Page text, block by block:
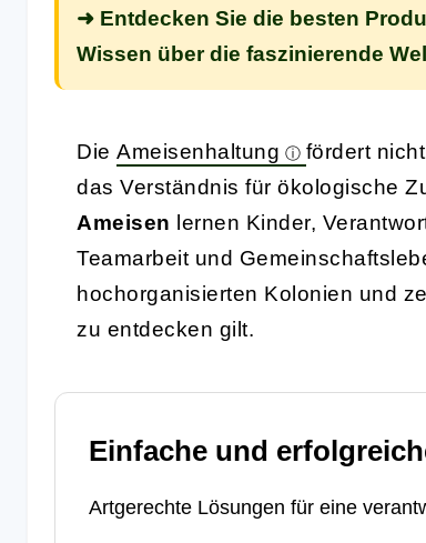
➜ Entdecken Sie die besten
Wissen über die faszinierende
Die Ameisenhaltung
fördert
das Verständnis für ökologische
Ameisen lernen Kinder,
Teamarbeit und
hochorganisierten Kolonien und
zu entdecken gilt.
Einfache und
Artgerechte Lösungen für eine